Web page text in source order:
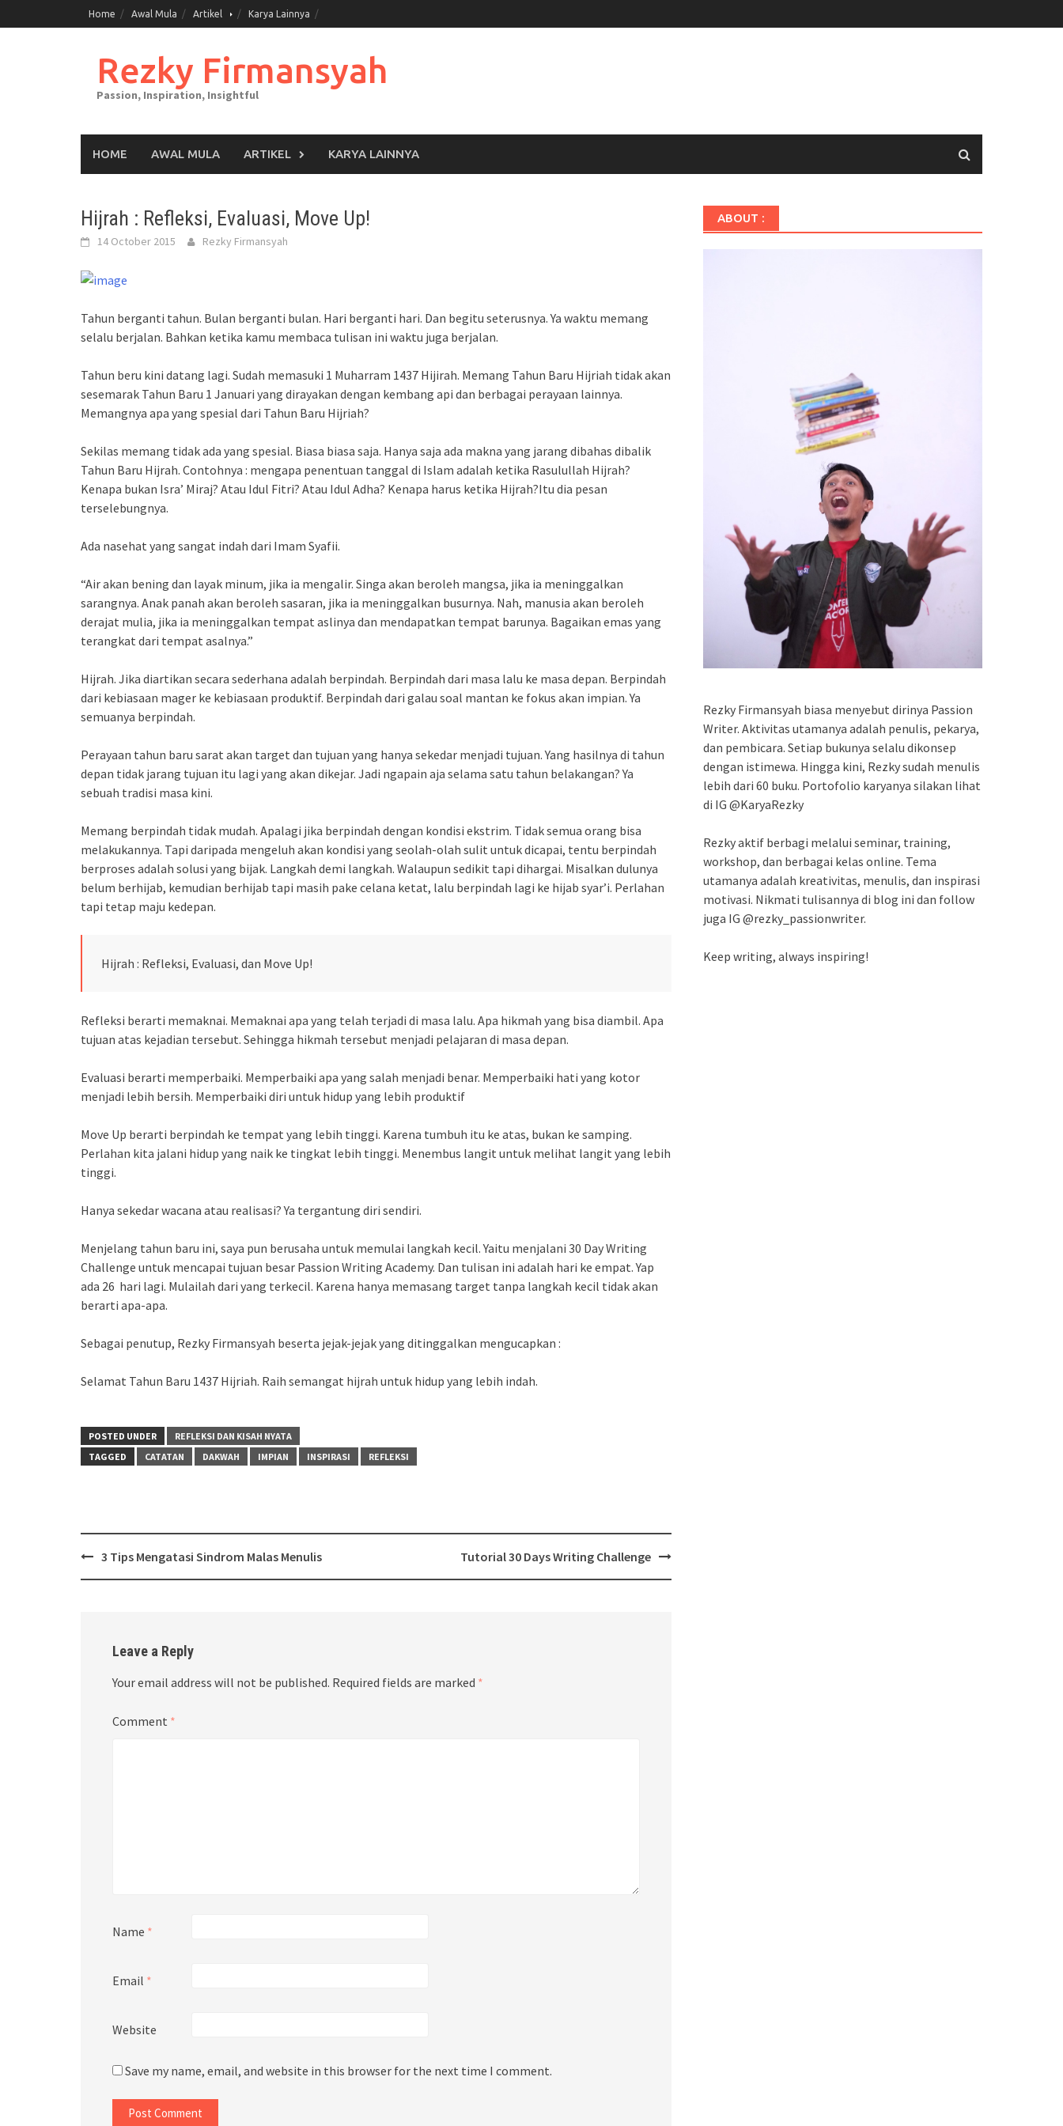
to
Home Awal Mula Artikel Karya Lainnya
Rezky Firmansyah
Passion, Inspiration, Insightful
HOME AWAL MULA ARTIKEL KARYA LAINNYA
Hijrah : Refleksi, Evaluasi, Move Up!
14 October 2015 Rezky Firmansyah
Tahun berganti tahun. Bulan berganti bulan. Hari berganti hari. Dan begitu seterusnya. Ya waktu memang
selalu berjalan. Bahkan ketika kamu membaca tulisan ini waktu juga berjalan.
Tahun beru kini datang lagi. Sudah memasuki 1 Muharram 1437 Hijirah. Memang Tahun Baru Hijriah tidak akan
sesemarak Tahun Baru 1 Januari yang dirayakan dengan kembang api dan berbagai perayaan lainnya.
Memangnya apa yang spesial dari Tahun Baru Hijriah?
Sekilas memang tidak ada yang spesial. Biasa biasa saja. Hanya saja ada makna yang jarang dibahas dibalik
Tahun Baru Hijrah. Contohnya : mengapa penentuan tanggal di Islam adalah ketika Rasulullah Hijrah?
Kenapa bukan Isra’ Miraj? Atau Idul Fitri? Atau Idul Adha? Kenapa harus ketika Hijrah?Itu dia pesan
terselebungnya.
Ada nasehat yang sangat indah dari Imam Syafii.
“Air akan bening dan layak minum, jika ia mengalir. Singa akan beroleh mangsa, jika ia meninggalkan
sarangnya. Anak panah akan beroleh sasaran, jika ia meninggalkan busurnya. Nah, manusia akan beroleh
derajat mulia, jika ia meninggalkan tempat aslinya dan mendapatkan tempat barunya. Bagaikan emas yang
terangkat dari tempat asalnya.”
Hijrah. Jika diartikan secara sederhana adalah berpindah. Berpindah dari masa lalu ke masa depan. Berpindah
dari kebiasaan mager ke kebiasaan produktif. Berpindah dari galau soal mantan ke fokus akan impian. Ya
semuanya berpindah.
Perayaan tahun baru sarat akan target dan tujuan yang hanya sekedar menjadi tujuan. Yang hasilnya di tahun
depan tidak jarang tujuan itu lagi yang akan dikejar. Jadi ngapain aja selama satu tahun belakangan? Ya
sebuah tradisi masa kini.
Memang berpindah tidak mudah. Apalagi jika berpindah dengan kondisi ekstrim. Tidak semua orang bisa
melakukannya. Tapi daripada mengeluh akan kondisi yang seolah-olah sulit untuk dicapai, tentu berpindah
berproses adalah solusi yang bijak. Langkah demi langkah. Walaupun sedikit tapi dihargai. Misalkan dulunya
belum berhijab, kemudian berhijab tapi masih pake celana ketat, lalu berpindah lagi ke hijab syar’i. Perlahan
tapi tetap maju kedepan.
Hijrah : Refleksi, Evaluasi, dan Move Up!
Refleksi berarti memaknai. Memaknai apa yang telah terjadi di masa lalu. Apa hikmah yang bisa diambil. Apa
tujuan atas kejadian tersebut. Sehingga hikmah tersebut menjadi pelajaran di masa depan.
Evaluasi berarti memperbaiki. Memperbaiki apa yang salah menjadi benar. Memperbaiki hati yang kotor
menjadi lebih bersih. Memperbaiki diri untuk hidup yang lebih produktif
Move Up berarti berpindah ke tempat yang lebih tinggi. Karena tumbuh itu ke atas, bukan ke samping.
Perlahan kita jalani hidup yang naik ke tingkat lebih tinggi. Menembus langit untuk melihat langit yang lebih
tinggi.
Hanya sekedar wacana atau realisasi? Ya tergantung diri sendiri.
Menjelang tahun baru ini, saya pun berusaha untuk memulai langkah kecil. Yaitu menjalani 30 Day Writing
Challenge untuk mencapai tujuan besar Passion Writing Academy. Dan tulisan ini adalah hari ke empat. Yap
ada 26 hari lagi. Mulailah dari yang terkecil. Karena hanya memasang target tanpa langkah kecil tidak akan
berarti apa-apa.
Sebagai penutup, Rezky Firmansyah beserta jejak-jejak yang ditinggalkan mengucapkan :
Selamat Tahun Baru 1437 Hijriah. Raih semangat hijrah untuk hidup yang lebih indah.
POSTED UNDER
REFLEKSI DAN KISAH NYATA
TAGGED
CATATAN DAKWAH IMPIAN INSPIRASI REFLEKSI
Post3 Tips Mengatasi Sindrom Malas Menulis Tutorial 30 Days Writing Challenge
Leave a Reply
Your email address will not be published. Required fields are marked *
Comment *
Name *
Email *
Website
Save my name, email, and website in this browser for the next time I comment.
ABOUT :
Rezky Firmansyah biasa menyebut dirinya Passion
Writer. Aktivitas utamanya adalah penulis, pekarya,
dan pembicara. Setiap bukunya selalu dikonsep
dengan istimewa. Hingga kini, Rezky sudah menulis
lebih dari 60 buku. Portofolio karyanya silakan lihat
di IG @KaryaRezky
Rezky aktif berbagi melalui seminar, training,
workshop, dan berbagai kelas online. Tema
utamanya adalah kreativitas, menulis, dan inspirasi
motivasi. Nikmati tulisannya di blog ini dan follow
juga IG @rezky_passionwriter.
Keep writing, always inspiring!